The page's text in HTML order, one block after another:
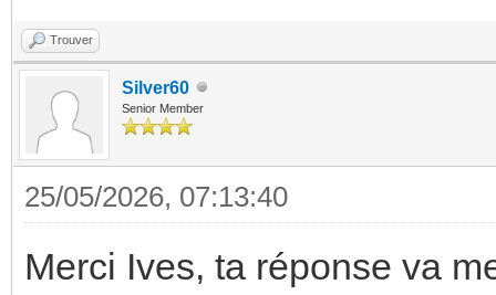
Trouver
Silver60
Senior Member
25/05/2026, 07:13:40
Merci Ives, ta réponse va